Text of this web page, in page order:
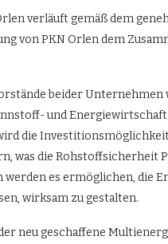
verläuft gemäß dem
von PKN Orlen dem
beider Unternehmen
und
die
was die Rohstoffsicherheit
es ermöglichen, die
wirksam zu gestalten.
neu geschaffene